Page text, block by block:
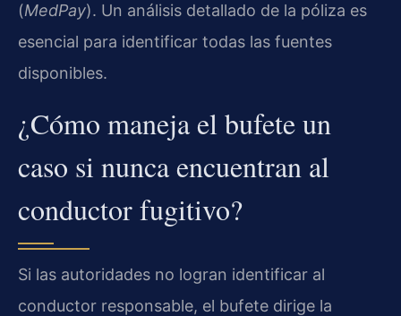
(MedPay). Un análisis detallado de la póliza es
esencial para identificar todas las fuentes
disponibles.
¿Cómo maneja el bufete un
caso si nunca encuentran al
conductor fugitivo?
Si las autoridades no logran identificar al
conductor responsable, el bufete dirige la